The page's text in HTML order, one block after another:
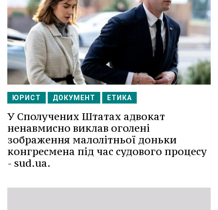
ЮРИСТ ДОКУМЕНТ ЕТИКА
У Сполучених Штатах адвокат
ненавмисно виклав оголені
зображення малолітньої доньки
конгресмена під час судового процесу
- sud.ua.